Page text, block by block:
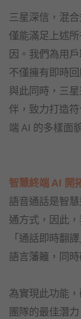
三星深信，混
僅能滿足上述
因。我們為用
不僅擁有即時
與此同時，三
伴，致力打造
端 AI 的多樣面
智慧終端 AI 開
語音通話是智
通方式，因此
「通話即時翻
語言藩籬，同
為實現此功能
團隊的最佳潛